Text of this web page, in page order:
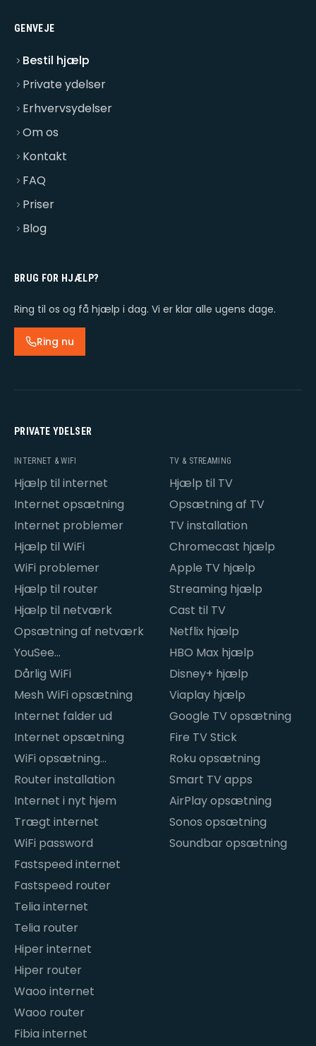
GENVEJE
Bestil hjælp
Private ydelser
Erhvervsydelser
Om os
Kontakt
FAQ
Priser
Blog
BRUG FOR HJÆLP?
Ring til os og få hjælp i dag. Vi er klar alle ugens dage.
Ring nu
PRIVATE YDELSER
INTERNET & WIFI
Hjælp til internet
Internet opsætning
Internet problemer
Hjælp til WiFi
WiFi problemer
Hjælp til router
Hjælp til netværk
Opsætning af netværk
YouSee
internetproblemer
Dårlig WiFi
Mesh WiFi opsætning
Internet falder ud
Internet opsætning
WiFi opsætning
hjemme
Router installation
Internet i nyt hjem
Trægt internet
WiFi password
Fastspeed internet
Fastspeed router
Telia internet
Telia router
Hiper internet
Hiper router
Waoo internet
Waoo router
Fibia internet
TV & STREAMING
Hjælp til TV
Opsætning af TV
TV installation
Chromecast hjælp
Apple TV hjælp
Streaming hjælp
Cast til TV
Netflix hjælp
HBO Max hjælp
Disney+ hjælp
Viaplay hjælp
Google TV opsætning
Fire TV Stick
Roku opsætning
Smart TV apps
AirPlay opsætning
Sonos opsætning
Soundbar opsætning